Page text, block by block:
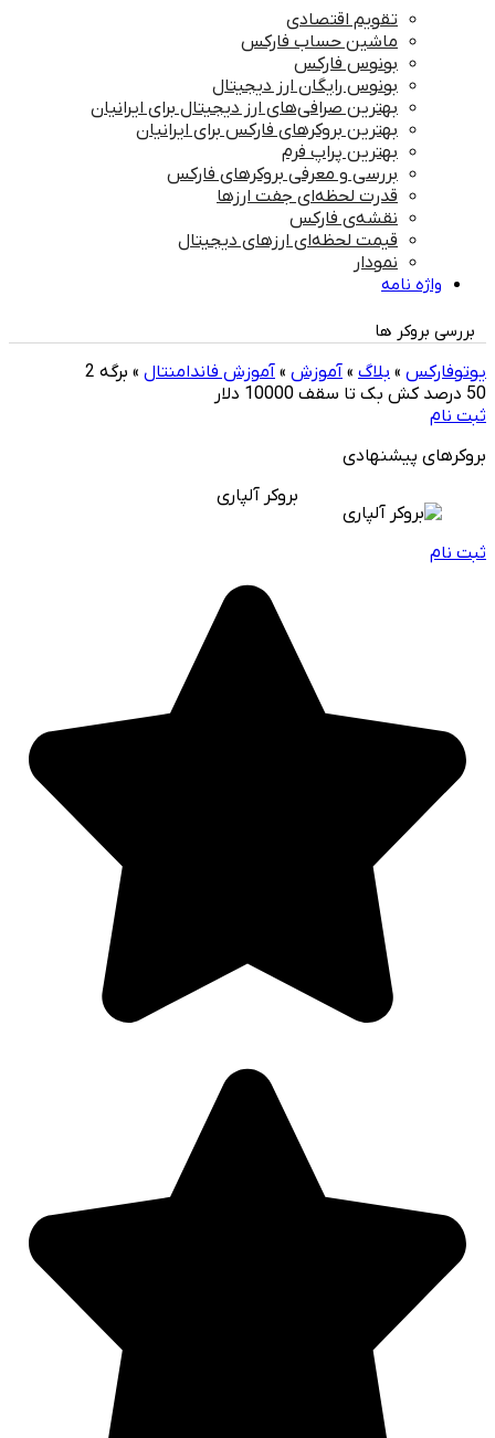
تقویم اقتصادی
ماشین حساب فارکس
بونوس فارکس
بونوس رایگان ارز دیجیتال
بهترین صرافی‌های ارز دیجیتال برای ایرانیان
بهترین بروکرهای فارکس برای ایرانیان
بهترین پراپ‌ فرم
بررسی و معرفی بروکرهای فارکس
قدرت لحظه‌ای جفت ارزها
نقشه‌ی فارکس
قیمت لحظه‌ای ارزهای دیجیتال
نمودار
واژه نامه
بررسی بروکر ها
یوتوفارکس » بلاگ » آموزش » آموزش فاندامنتال » برگه 2
50 درصد کش بک تا سقف 10000 دلار
ثبت نام
بروکرهای پیشنهادی
بروکر آلپاری
ثبت نام